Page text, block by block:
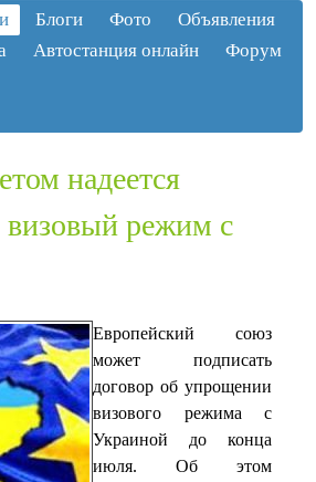
Блоги Фото
Объявления
Автостанция онлайн Форум
надеется
визовый режим с
Европейский союз
может подписать
договор об упрощении
визового режима с
Украиной до конца
июля. Об этом